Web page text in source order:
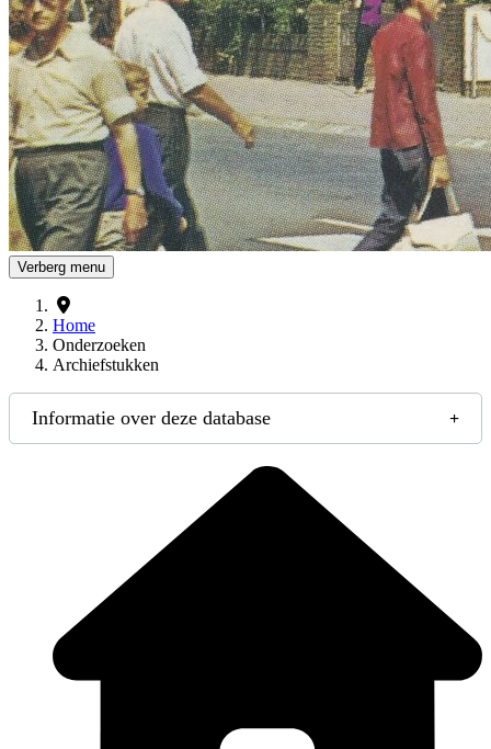
Verberg menu
Home
Onderzoeken
Archiefstukken
Informatie over deze database